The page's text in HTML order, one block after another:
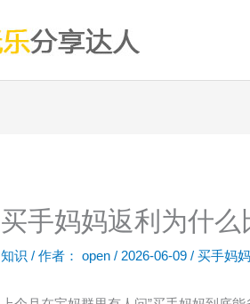
买手妈妈返利为什
知识 / 作者： open/ 2026-06-09/买手妈妈